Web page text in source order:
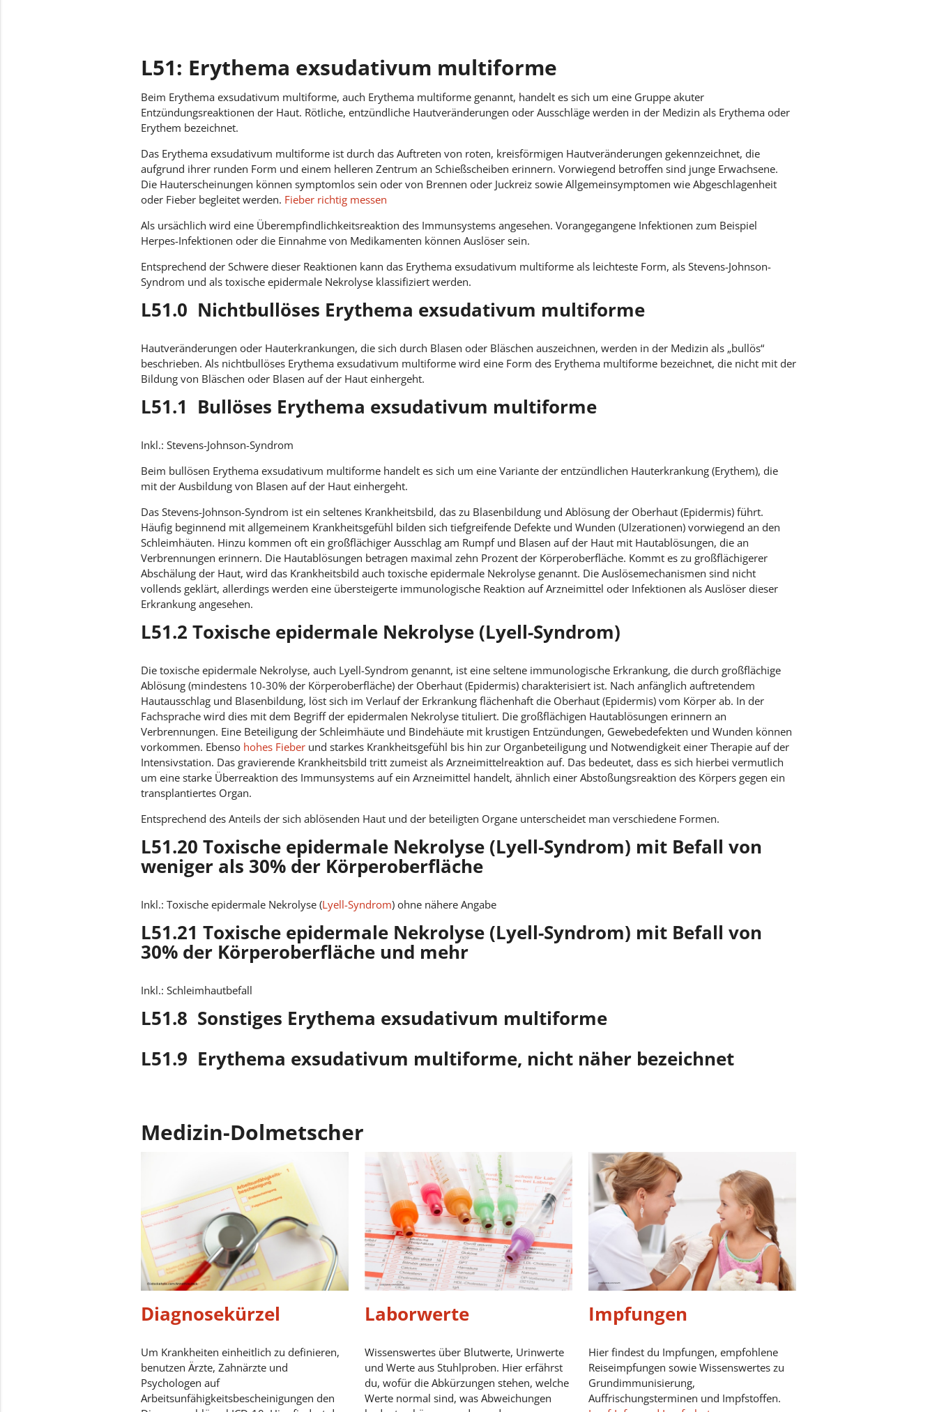
L51: Erythema exsudativum multiforme
Beim Erythema exsudativum multiforme, auch Erythema multiforme genannt, handelt es sich um eine Gruppe akuter
Entzündungsreaktionen der Haut. Rötliche, entzündliche Hautveränderungen oder Ausschläge werden in der Medizin als Erythema oder
Erythem bezeichnet.
Das Erythema exsudativum multiforme ist durch das Auftreten von roten, kreisförmigen Hautveränderungen gekennzeichnet, die
aufgrund ihrer runden Form und einem helleren Zentrum an Schießscheiben erinnern. Vorwiegend betroffen sind junge Erwachsene.
Die Hauterscheinungen können symptomlos sein oder von Brennen oder Juckreiz sowie Allgemeinsymptomen wie Abgeschlagenheit
oder Fieber begleitet werden. Fieber richtig messen
Als ursächlich wird eine Überempfindlichkeitsreaktion des Immunsystems angesehen. Vorangegangene Infektionen zum Beispiel
Herpes-Infektionen oder die Einnahme von Medikamenten können Auslöser sein.
Entsprechend der Schwere dieser Reaktionen kann das Erythema exsudativum multiforme als leichteste Form, als Stevens-Johnson-
Syndrom und als toxische epidermale Nekrolyse klassifiziert werden.
L51.0 Nichtbullöses Erythema exsudativum multiforme
Hautveränderungen oder Hauterkrankungen, die sich durch Blasen oder Bläschen auszeichnen, werden in der Medizin als „bullös“
beschrieben. Als nichtbullöses Erythema exsudativum multiforme wird eine Form des Erythema multiforme bezeichnet, die nicht mit der
Bildung von Bläschen oder Blasen auf der Haut einhergeht.
L51.1 Bullöses Erythema exsudativum multiforme
Inkl.: Stevens-Johnson-Syndrom
Beim bullösen Erythema exsudativum multiforme handelt es sich um eine Variante der entzündlichen Hauterkrankung (Erythem), die
mit der Ausbildung von Blasen auf der Haut einhergeht.
Das Stevens-Johnson-Syndrom ist ein seltenes Krankheitsbild, das zu Blasenbildung und Ablösung der Oberhaut (Epidermis) führt.
Häufig beginnend mit allgemeinem Krankheitsgefühl bilden sich tiefgreifende Defekte und Wunden (Ulzerationen) vorwiegend an den
Schleimhäuten. Hinzu kommen oft ein großflächiger Ausschlag am Rumpf und Blasen auf der Haut mit Hautablösungen, die an
Verbrennungen erinnern. Die Hautablösungen betragen maximal zehn Prozent der Körperoberfläche. Kommt es zu großflächigerer
Abschälung der Haut, wird das Krankheitsbild auch toxische epidermale Nekrolyse genannt. Die Auslösemechanismen sind nicht
vollends geklärt, allerdings werden eine übersteigerte immunologische Reaktion auf Arzneimittel oder Infektionen als Auslöser dieser
Erkrankung angesehen.
L51.2 Toxische epidermale Nekrolyse (Lyell-Syndrom)
Die toxische epidermale Nekrolyse, auch Lyell-Syndrom genannt, ist eine seltene immunologische Erkrankung, die durch großflächige
Ablösung (mindestens 10-30% der Körperoberfläche) der Oberhaut (Epidermis) charakterisiert ist. Nach anfänglich auftretendem
Hautausschlag und Blasenbildung, löst sich im Verlauf der Erkrankung flächenhaft die Oberhaut (Epidermis) vom Körper ab. In der
Fachsprache wird dies mit dem Begriff der epidermalen Nekrolyse tituliert. Die großflächigen Hautablösungen erinnern an
Verbrennungen. Eine Beteiligung der Schleimhäute und Bindehäute mit krustigen Entzündungen, Gewebedefekten und Wunden können
vorkommen. Ebenso hohes Fieberund starkes Krankheitsgefühl bis hin zur Organbeteiligung und Notwendigkeit einer Therapie auf der
Intensivstation. Das gravierende Krankheitsbild tritt zumeist als Arzneimittelreaktion auf. Das bedeutet, dass es sich hierbei vermutlich
um eine starke Überreaktion des Immunsystems auf ein Arzneimittel handelt, ähnlich einer Abstoßungsreaktion des Körpers gegen ein
transplantiertes Organ.
Entsprechend des Anteils der sich ablösenden Haut und der beteiligten Organe unterscheidet man verschiedene Formen.
L51.20 Toxische epidermale Nekrolyse (Lyell-Syndrom) mit Befall von
weniger als 30% der Körperoberfläche
Inkl.: Toxische epidermale Nekrolyse (Lyell-Syndrom) ohne nähere Angabe
L51.21 Toxische epidermale Nekrolyse (Lyell-Syndrom) mit Befall von
30% der Körperoberfläche und mehr
Inkl.: Schleimhautbefall
L51.8 Sonstiges Erythema exsudativum multiforme
L51.9 Erythema exsudativum multiforme, nicht näher bezeichnet
Medizin-Dolmetscher
Diagnosekürzel
Um Krankheiten einheitlich zu definieren,
benutzen Ärzte, Zahnärzte und
Psychologen auf
Arbeitsunfähigkeitsbescheinigungen den
Laborwerte
Wissenswertes über Blutwerte, Urinwerte
und Werte aus Stuhlproben. Hier erfährst
du, wofür die Abkürzungen stehen, welche
Werte normal sind, was Abweichungen
Impfungen
Hier findest du Impfungen, empfohlene
Reiseimpfungen sowie Wissenswertes zu
Grundimmunisierung,
Auffrischungsterminen und Impfstoffen.